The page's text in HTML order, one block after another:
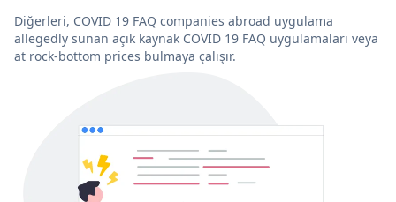
Diğerleri, COVID 19 FAQ companies abroad uygulama
allegedly sunan açık kaynak COVID 19 FAQ uygulamaları veya
at rock-bottom prices bulmaya çalışır.